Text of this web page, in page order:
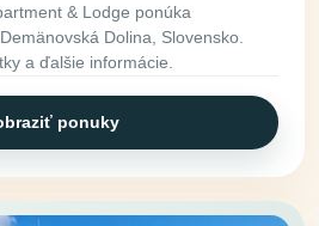
& Lodge ponúka
Dolina, Slovensko.
a ďalšie informácie.
ponuky